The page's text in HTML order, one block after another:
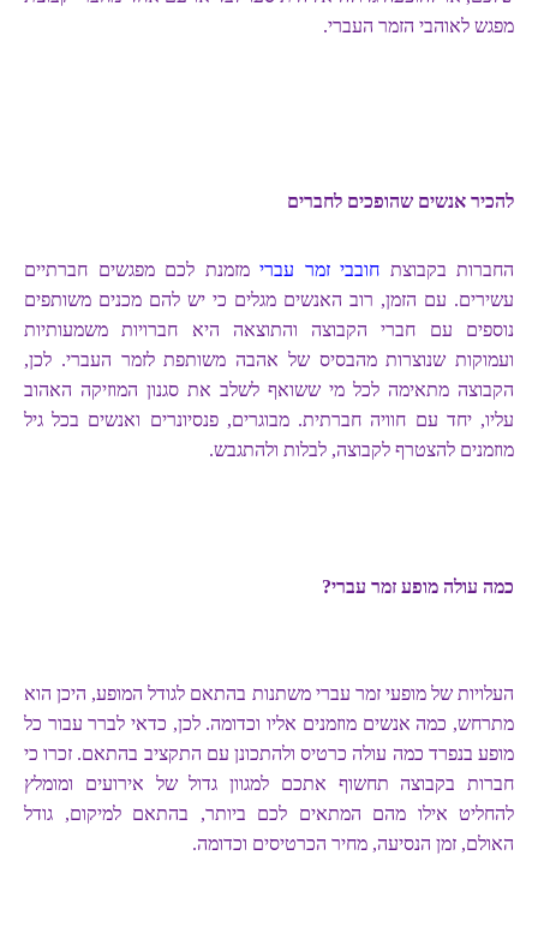
מפגש לאוהבי הזמר העברי.
להכיר אנשים שהופכים לחברים
החברות בקבוצת חובבי זמר עברי מזמנת לכם מפגשים חברתיים
עשירים. עם הזמן, רוב האנשים מגלים כי יש להם מכנים משותפים
נוספים עם חברי הקבוצה והתוצאה היא חברויות משמעותיות
ועמוקות שנוצרות מהבסיס של אהבה משותפת לזמר העברי. לכן,
הקבוצה מתאימה לכל מי ששואף לשלב את סגנון המוזיקה האהוב
עליו, יחד עם חוויה חברתית. מבוגרים, פנסיונרים ואנשים בכל גיל
מוזמנים להצטרף לקבוצה, לבלות ולהתגבש.
כמה עולה מופע זמר עברי?
העלויות של מופעי זמר עברי משתנות בהתאם לגודל המופע, היכן הוא
מתרחש, כמה אנשים מוזמנים אליו וכדומה. לכן, כדאי לברר עבור כל
מופע בנפרד כמה עולה כרטיס ולהתכונן עם התקציב בהתאם. זכרו כי
חברות בקבוצה תחשוף אתכם למגוון גדול של אירועים ומומלץ
להחליט אילו מהם המתאים לכם ביותר, בהתאם למיקום, גודל
האולם, זמן הנסיעה, מחיר הכרטיסים וכדומה.